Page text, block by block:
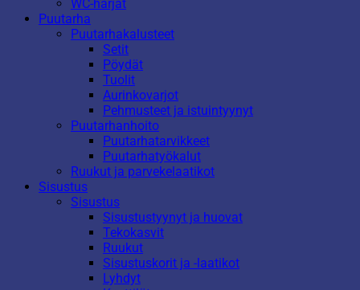
WC-harjat
Puutarha
Puutarhakalusteet
Setit
Pöydät
Tuolit
Aurinkovarjot
Pehmusteet ja istuintyynyt
Puutarhanhoito
Puutarhatarvikkeet
Puutarhatyökalut
Ruukut ja parvekelaatikot
Sisustus
Sisustus
Sisustustyynyt ja huovat
Tekokasvit
Ruukut
Sisustuskorit ja -laatikot
Lyhdyt